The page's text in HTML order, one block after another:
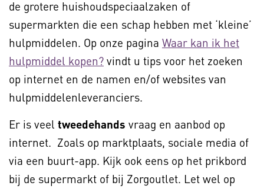
de grotere huishoudspeciaalzaken of
supermarkten die een schap hebben met ‘kleine’
hulpmiddelen. Op onze pagina Waar kan ik het
hulpmiddel kopen? vindt u tips voor het zoeken
op internet en de namen en/of websites van
hulpmiddelenleveranciers.
Er is veel tweedehands vraag en aanbod op
internet. Zoals op marktplaats, sociale media of
via een buurt-app. Kijk ook eens op het prikbord
bij de supermarkt of bij Zorgoutlet. Let wel op